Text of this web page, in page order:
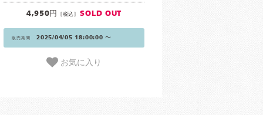
4,950円 [税込] SOLD OUT
販売期間 2025/04/05 18:00:00 〜
お気に入り